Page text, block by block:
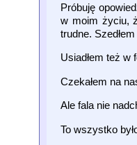
Próbuję
w moim życiu,
trudne.
Usiadłem też w
Czekałem na
Ale fala nie
To wszystko